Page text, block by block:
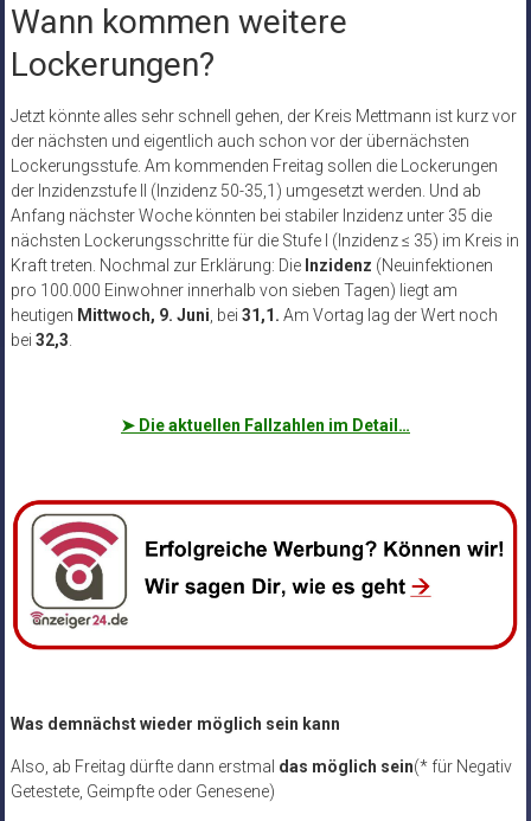
Wann kommen weitere
Lockerungen?
Jetzt könnte alles sehr schnell gehen, der Kreis Mettmann ist kurz vor
der nächsten und eigentlich auch schon vor der übernächsten
Lockerungsstufe. Am kommenden Freitag sollen die Lockerungen
der Inzidenzstufe II (Inzidenz 50-35,1) umgesetzt werden. Und ab
Anfang nächster Woche könnten bei stabiler Inzidenz unter 35 die
nächsten Lockerungsschritte für die Stufe I (Inzidenz ≤ 35) im Kreis in
Kraft treten. Nochmal zur Erklärung: Die Inzidenz (Neuinfektionen
pro 100.000 Einwohner innerhalb von sieben Tagen) liegt am
heutigen Mittwoch, 9. Juni , bei 31,1. Am Vortag lag der Wert noch
bei 32,3
➤ Die aktuellen Fallzahlen im Detail…
Was demnächst wieder möglich sein kann
Also, ab Freitag dürfte dann erstmal das möglich sein(* für Negativ
Getestete, Geimpfte oder Genesene)